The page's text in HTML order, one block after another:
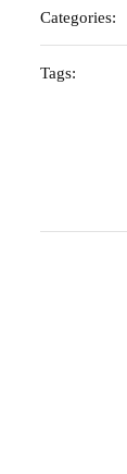
Categories:
Tags: